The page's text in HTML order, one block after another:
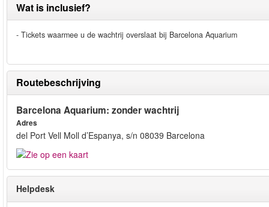
Wat is inclusief?
- Tickets waarmee u de wachtrij overslaat bij Barcelona Aquarium
Routebeschrijving
Barcelona Aquarium: zonder wachtrij
Adres
del Port Vell Moll d’Espanya, s/n 08039 Barcelona
Helpdesk